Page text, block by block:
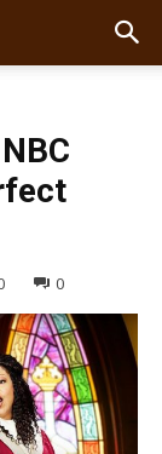
0